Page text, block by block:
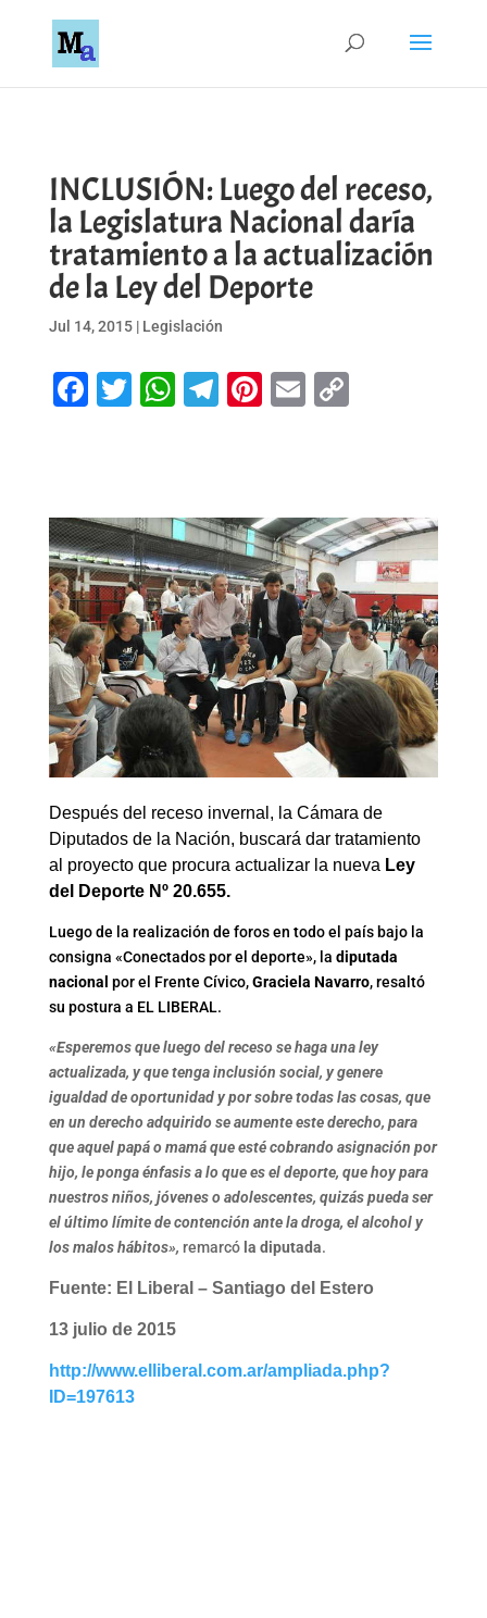
INCLUSIÓN: Luego del receso,
la Legislatura Nacional daría
tratamiento a la actualización
de la Ley del Deporte
Jul 14, 2015| Legislación
Facebook
Twitter
WhatsApp
Telegram
Pinterest
EmailCopy
Después del receso invernal, la Cámara de
Diputados de la Nación, buscará dar tratamiento
al proyecto que procura actualizar la nueva Ley
del Deporte Nº 20.655.
Luego de la realización de foros en todo el país bajo la
consigna «Conectados por el deporte», la diputada
nacional por el Frente Cívico,Graciela Navarro, resaltó
su postura a EL LIBERAL.
«Esperemos que luego del receso se haga una ley
actualizada, y que tenga inclusión social, y genere
igualdad de oportunidad y por sobre todas las cosas, que
en un derecho adquirido se aumente este derecho, para
que aquel papá o mamá que esté cobrando asignación por
hijo, le ponga énfasis a lo que es el deporte, que hoy para
nuestros niños, jóvenes o adolescentes, quizás pueda ser
el último límite de contención ante la droga, el alcohol y
los malos hábitos», remarcó la diputada.
Fuente: El Liberal – Santiago del Estero
13 julio de 2015
http://www.elliberal.com.ar/ampliada.php?
ID=197613